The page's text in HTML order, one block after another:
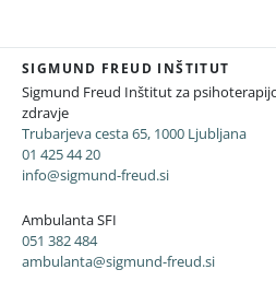
SIGMUND FREUD INŠTITUT
Sigmund Freud Inštitut za
zdravje
Trubarjeva cesta 65, 1000 Ljubljana
01 425 44 20
info@sigmund-freud.si
Ambulanta SFI
051 382 484
ambulanta@sigmund-freud.si